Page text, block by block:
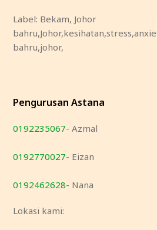
Label: Bekam, Johor
bahru,johor,
Pengurusan Astana
0192235067- Azmal
0192770027- Eizan
0192462628- Nana
Lokasi kami: